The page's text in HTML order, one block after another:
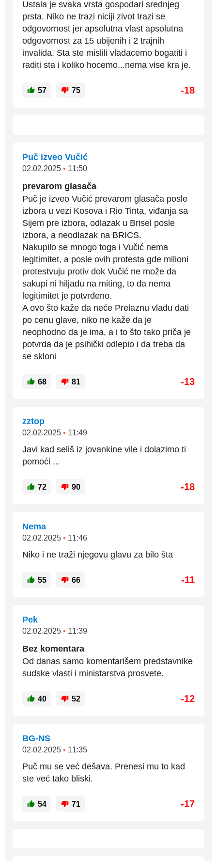
Ustala je svaka vrsta gospodari srednjeg
prsta. Niko ne trazi niciji zivot trazi se
odgovornost jer apsolutna vlast apsolutna
odgovornost za 15 ubijenih i 2 trajnih
invalida. Sta ste mislili vladacemo bogatiti i
raditi sta i koliko hocemo...nema vise kra je.
57 75 -18
Puč izveo Vučić
02.02.2025 • 11:50
prevarom glasača
Puč je izveo Vučić prevarom glasača posle
izbora u vezi Kosova i Rio Tinta, viđanja sa
Sijem pre izbora, odlazak u Brisel posle
izbora, a neodlazak na BRICS.
Nakupilo se mnogo toga i Vučić nema
legitimitet, a posle ovih protesta gde milioni
protestvuju protiv dok Vučić ne može da
sakupi ni hiljadu na miting, to da nema
legitimitet je potvrđeno.
A ovo što kaže da neće Prelaznu vladu dati
po cenu glave, niko ne kaže da je
neophodno da je ima, a i to što tako priča je
potvrda da je psihički odlepio i da treba da
se skloni
68 81 -13
zztop
02.02.2025 • 11:49
Javi kad seliš iz jovankine vile i dolazimo ti
pomoći ...
72 90 -18
Nema
02.02.2025 • 11:46
Niko i ne traži njegovu glavu za bilo šta
55 66 -11
Pek
02.02.2025 • 11:39
Bez komentara
Od danas samo komentarišem predstavnike
sudske vlasti i ministarstva prosvete.
40 52 -12
BG-NS
02.02.2025 • 11:35
Puč mu se već dešava. Prenesi mu to kad
ste već tako bliski.
54 71 -17